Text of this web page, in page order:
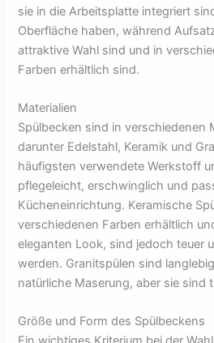
sie in die Arbeitsplatte integriert
Oberfläche haben, während
attraktive Wahl sind und in
Farben erhältlich sind.
Materialien
Spülbecken sind in verschiedenen
darunter Edelstahl, Keramik und
häufigsten verwendete Werkstoff
pflegeleicht, erschwinglich und
Kücheneinrichtung. Keramische
verschiedenen Farben erhältlich
eleganten Look, sind jedoch teuer
werden. Granitspülen sind
natürliche Maserung, aber sie sind
Größe und Form des Spülbeckens